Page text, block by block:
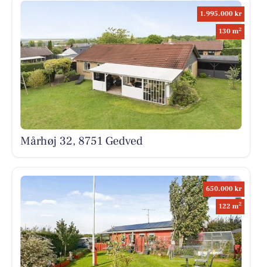
1.995.000 kr
130 m2
Mårhøj 32, 8751 Gedved
650.000 kr
122 m2